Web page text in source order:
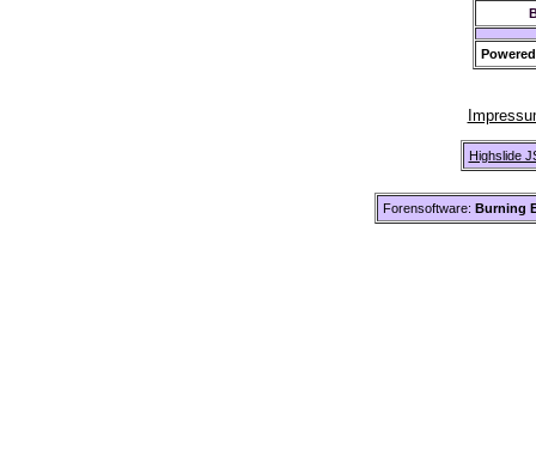
Highslide
Forensoftware: Burning